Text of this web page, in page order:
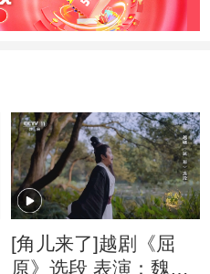
[角儿来了]越剧《屈
原》选段 表演：魏春